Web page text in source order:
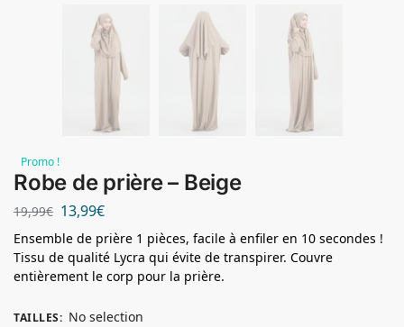
Promo !
Robe de prière – Beige
19,99€ 13,99€
Ensemble de prière 1 pièces, facile à enfiler en 10 secondes !
Tissu de qualité Lycra qui évite de transpirer. Couvre
entièrement le corp pour la prière.
TAILLES: No selection